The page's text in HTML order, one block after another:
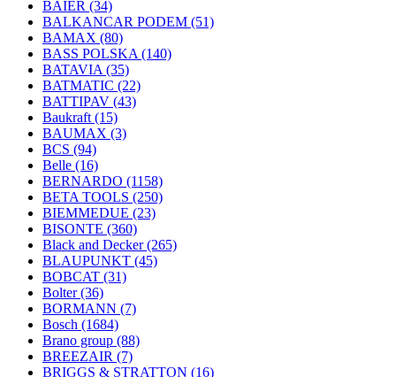
BAIER (34)
BALKANCAR PODEM (51)
BAMAX (80)
BASS POLSKA (140)
BATAVIA (35)
BATMATIC (22)
BATTIPAV (43)
Baukraft (15)
BAUMAX (3)
BCS (94)
Belle (16)
BERNARDO (1158)
BETA TOOLS (250)
BIEMMEDUE (23)
BISONTE (360)
Black and Decker(265)
BLAUPUNKT (45)
BOBCAT (31)
Bolter(36)
BORMANN (7)
Bosch (1684)
Brano group (88)
BREEZAIR (7)
BRIGGS & STRATTON (16)